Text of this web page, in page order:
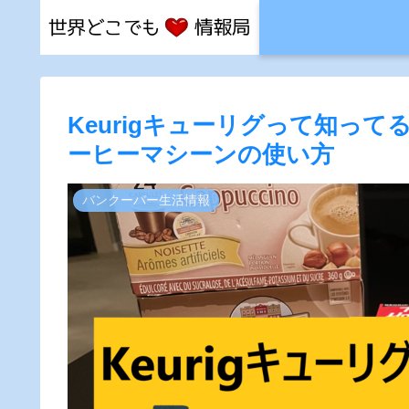
Keurigキューリグって知って
ーヒーマシーンの使い方
バンクーバー生活情報